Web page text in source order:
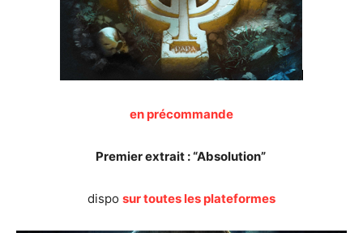
en précommande
Premier extrait : “Absolution”
dispo sur toutes les plateformes